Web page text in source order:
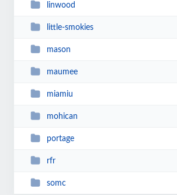
linwood
little-smokies
mason
maumee
miamiu
mohican
portage
rfr
somc